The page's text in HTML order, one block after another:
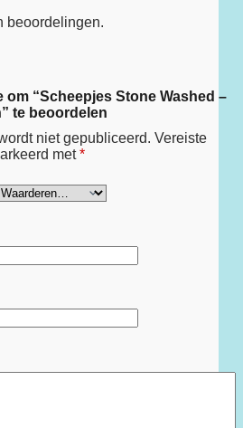
beoordelingen.
om “Scheepjes Stone Washed –
te beoordelen
niet gepubliceerd. Vereiste
met*